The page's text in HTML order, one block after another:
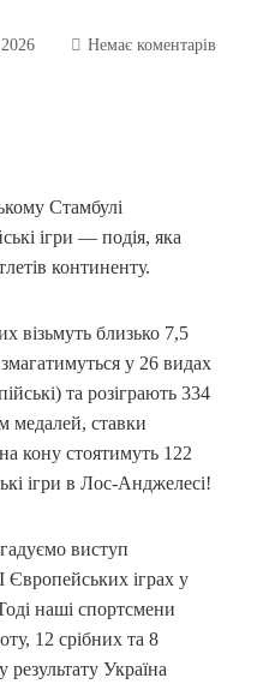
Немає коментарів
Стамбулі
ігри — подія, яка
континенту.
візьмуть близько 7,5
у 26 видах
та розіграють 334
медалей, ставки
кону стоятимуть 122
ігри в Лос-Анджелесі!
виступ
Європейських іграх у
наші спортсмени
12 срібних та 8
Україна